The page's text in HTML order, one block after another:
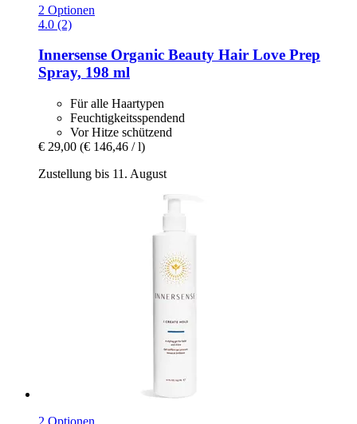
2 Optionen
4.0 (2)
Innersense Organic Beauty Hair Love Prep
Spray, 198 ml
Für alle Haartypen
Feuchtigkeitsspendend
Vor Hitze schützend
€ 29,00 (€ 146,46 / l)
Zustellung bis 11. August
2 Optionen